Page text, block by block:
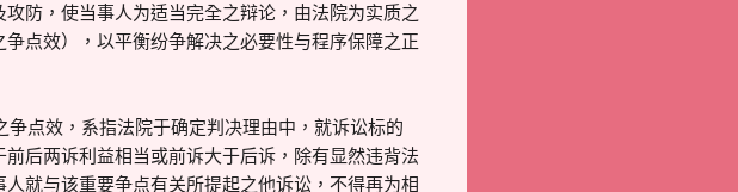
防，使当事人为适当完全之辩论，由法院为实质之
点效），以平衡纷争解决之必要性与程序保障之正
点效，系指法院于确定判决理由中，就诉讼标的
后两诉利益相当或前诉大于后诉，除有显然违背法
就与该重要争点有关所提起之他诉讼，不得再为相